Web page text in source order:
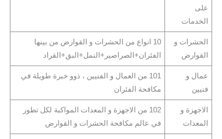
على
الخدمات
الحشرات و
القوارض
10 انواع من الحشرات و القوارض من بينها
الفئران+الصراصير+النمل+البق+القراد
عمال و
فنيين
101 من العمال و الفنيين ، ذوو خبرة طويلة في
مكافحة الفئران
الاجهزة و
المعدات
102 من الاجهزة و المعدات المواكبة لكل تطور
في عالم مكافحة الحشرات و القوارض